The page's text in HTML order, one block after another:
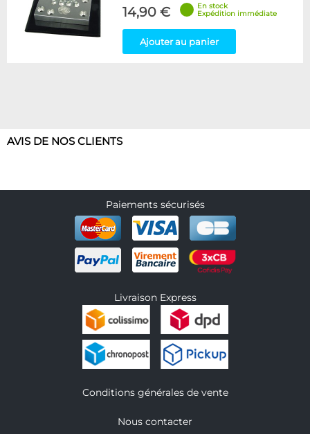
Articles en promotions
Appliquer
14,90 €
En stock
Expédition immédiate
Ajouter au panier
AVIS DE NOS CLIENTS
Paiements sécurisés
Livraison Express
Conditions générales de vente
Nous contacter